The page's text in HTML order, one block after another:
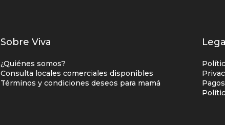
Listados
enlaces
centro
comercial
Sobre Viva
¿Quiénes somos?
Consulta locales comerciales disponibles
Términos y condiciones deseos para mamá